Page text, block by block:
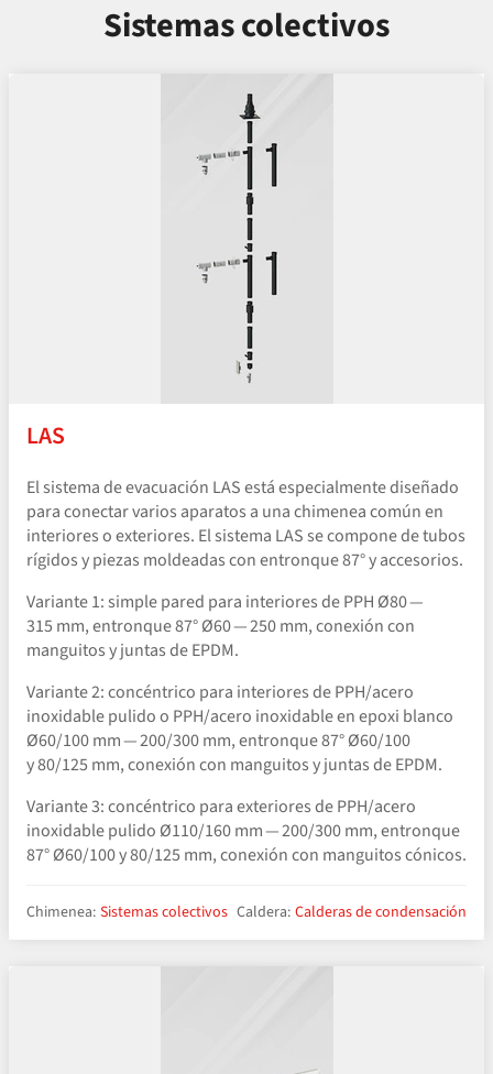
Sistemas colectivos
LAS
El sistema de evacuación LAS está especialmente diseñado
para conectar varios aparatos a una chimenea común en
interiores o exteriores. El sistema LAS se compone de tubos
rígidos y piezas moldeadas con entronque 87° y accesorios.
Variante 1: simple pared para interiores de PPH Ø80 —
315 mm, entronque 87° Ø60 — 250 mm, conexión con
manguitos y juntas de EPDM.
Variante 2: concéntrico para interiores de PPH/​acero
inoxidable pulido o PPH/​acero inoxidable en epoxi blanco
Ø60/100 mm — 200/300 mm, entronque 87° Ø60/100
y 80/125 mm, conexión con manguitos y juntas de EPDM.
Variante 3: concéntrico para exteriores de PPH/​acero
inoxidable pulido Ø110/160 mm — 200/300 mm, entronque
87° Ø60/100 y 80/125 mm, conexión con manguitos cónicos.
Chimenea: Sistemas colectivos Caldera: Calderas de condensación